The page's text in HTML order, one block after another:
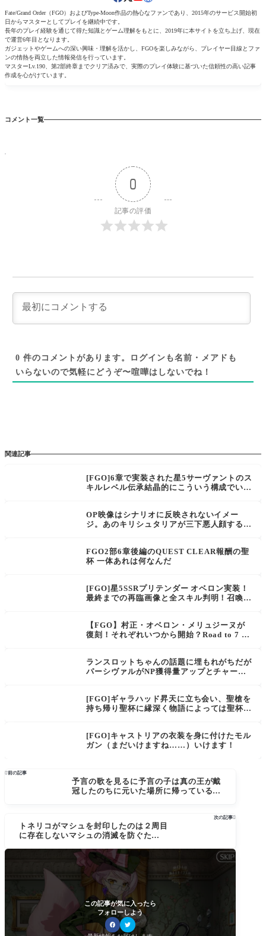
Fate/Grand Order（FGO）およびType-Moon作品の熱心なファンであり、2015年のサービス開始初
日からマスターとしてプレイを継続中です。
長年のプレイ経験を通じて得た知識とゲーム理解をもとに、2019年に本サイトを立ち上げ、現在
で運営6年目となります。
ガジェットやゲームへの深い興味・理解を活かし、FGOを楽しみながら、プレイヤー目線とファ
ンの情熱を両立した情報発信を行っています。
マスターLv.190、第2部終章までクリア済みで、実際のプレイ体験に基づいた信頼性の高い記事
作成を心がけています。
コメント一覧
0
記事の評価
0 件のコメントがあります。ログインも名前・メアドも
いらないので気軽にどうぞ〜喧嘩はしないでね！
関連記事
[FGO]6章で実装された星5サーヴァントのス
キルレベル伝承結晶的にこういう構成でいい
OP映像はシナリオに反映されないイメー
ジ。あのキリシュタリアが三下悪人顔すると
FGO2部6章後編のQUEST CLEAR報酬の聖
杯 一体あれは何なんだ
[FGO]星5SSRプリテンダー オベロン実装！
最終までの再臨画像と全スキル判明！召喚時
【FGO】村正・オベロン・メリュジーヌが
復刻！それぞれいつから開始？Road to 7 [L
ランスロットちゃんの話題に埋もれがちだが
パーシヴァルがNP獲得量アップとチャージ
[FGO]ギャラハッド昇天に立ち会い、聖槍を
持ち帰り聖杯に縁深く物語によっては聖杯の
の遣い手
[FGO]キャストリアの衣装を身に付けたモル
ガン（まだいけますね……）いけます！
前の記事
予言の歌を見るに予言の子は真の王が戴
冠したのちに元いた場所に帰っているの
次の記事
トネリコがマシュを封印したのは２周目
に存在しないマシュの消滅を防ぐため？
リコにレイシフトされて起きた２周目の
結果女王歴の誕生は固定」されている。F
GO2部6章の時系列考察
この記事が気に入ったら
フォローしよう